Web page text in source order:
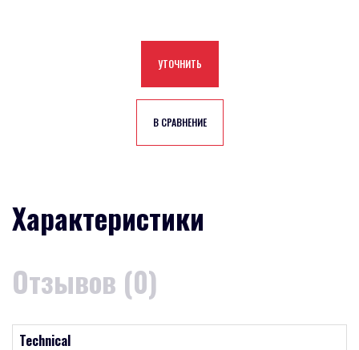
УТОЧНИТЬ
В СРАВНЕНИЕ
Характеристики
Отзывов (0)
Technical